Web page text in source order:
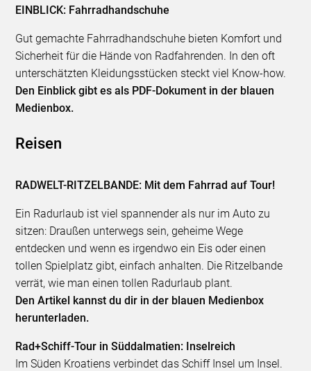
EINBLICK: Fahrradhandschuhe
Gut gemachte Fahrradhandschuhe bieten Komfort und
Sicherheit für die Hände von Radfahrenden. In den oft
unterschätzten Kleidungsstücken steckt viel Know-how.
Den Einblick gibt es als PDF-Dokument in der blauen
Medienbox.
Reisen
RADWELT-RITZELBANDE: Mit dem Fahrrad auf Tour!
Ein Radurlaub ist viel spannender als nur im Auto zu
sitzen: Draußen unterwegs sein, geheime Wege
entdecken und wenn es irgendwo ein Eis oder einen
tollen Spielplatz gibt, einfach anhalten. Die Ritzelbande
verrät, wie man einen tollen Radurlaub plant.
Den Artikel kannst du dir in der blauen Medienbox
herunterladen.
Rad+Schiff-Tour in Süddalmatien: Inselreich
Im Süden Kroatiens verbindet das Schiff Insel um Insel.